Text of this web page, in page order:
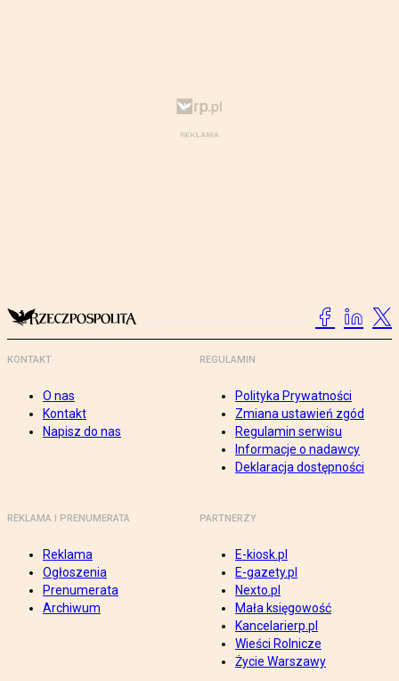
KONTAKT
O nas
Kontakt
Napisz do nas
REGULAMIN
Polityka Prywatności
Zmiana ustawień zgód
Regulamin serwisu
Informacje o nadawcy
Deklaracja dostępności
REKLAMA I PRENUMERATA
Reklama
Ogłoszenia
Prenumerata
Archiwum
PARTNERZY
E-kiosk.pl
E-gazety.pl
Nexto.pl
Mała księgowość
Kancelarierp.pl
Wieści Rolnicze
Życie Warszawy